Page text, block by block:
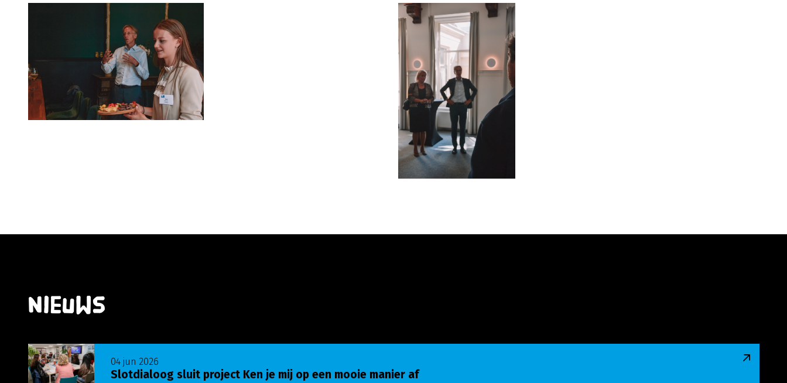
Nieuws
Slotdialoog sluit project Ken je mij op een mooie manier af
04 jun 2026
Lees meer over Slotdialoog sluit project Ken je mij op een mooie manier af